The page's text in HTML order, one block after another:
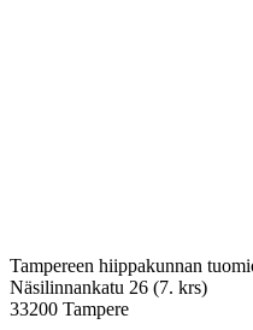
Tampereen hiippakunnan
Näsilinnankatu 26 (7. krs)
33200 Tampere